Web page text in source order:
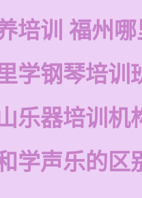
培训 福州
学钢琴培训
乐器培训机
学声乐的区